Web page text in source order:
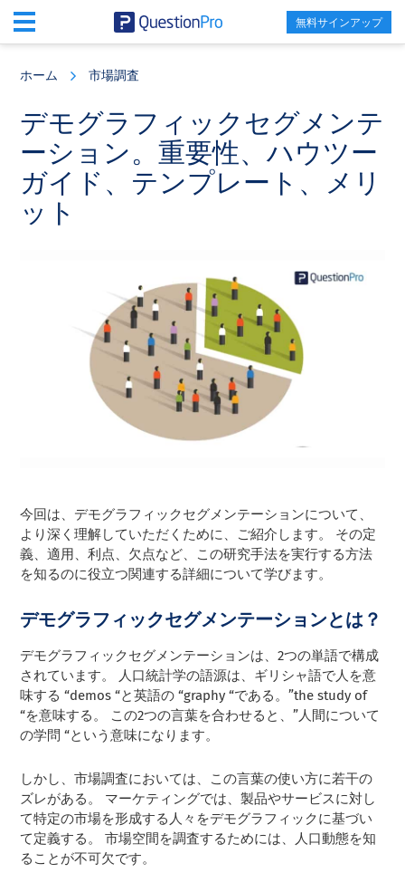
content
sidebar
無料サインアップ
ホーム 市場調査
デモグラフィックセグメンテ
ーション。重要性、ハウツー
ガイド、テンプレート、メリ
ット
今回は、デモグラフィックセグメンテーションについて、
より深く理解していただくために、ご紹介します。 その定
義、適用、利点、欠点など、この研究手法を実行する方法
を知るのに役立つ関連する詳細について学びます。
デモグラフィックセグメンテーションとは？
デモグラフィックセグメンテーションは、2つの単語で構成
されています。 人口統計学の語源は、ギリシャ語で人を意
味する “demos “と英語の “graphy “である。”the study of
“を意味する。 この2つの言葉を合わせると、”人間について
の学問 “という意味になります。
しかし、市場調査においては、この言葉の使い方に若干の
ズレがある。 マーケティングでは、製品やサービスに対し
て特定の市場を形成する人々をデモグラフィックに基づい
て定義する。 市場空間を調査するためには、人口動態を知
ることが不可欠です。